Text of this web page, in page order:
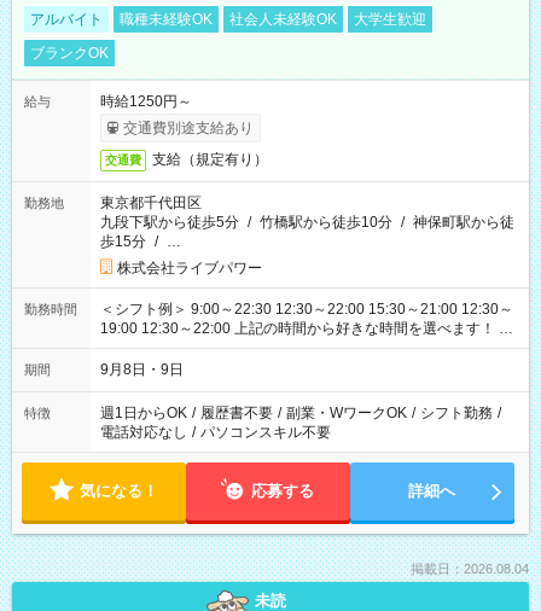
アルバイト 職種未経験OK 社会人未経験OK
大学生歓迎
ブランクOK
給与
時給1250円～
交通費別途支給あり
交通費 支給（規定有り）
勤務地
東京都千代田区
九段下駅から徒歩5分 / 竹橋駅から徒歩10分 / 神保町駅から徒
歩15分 / …
株式会社ライブパワー
勤務時間
＜シフト例＞ 9:00～22:30 12:30～22:00 15:30～21:00 12:30～
19:00 12:30～22:00 上記の時間から好きな時間を選べます！ ※
時間は変更となる可能性があります
期間 9月8日・9日
特徴 週1日からOK / 履歴書不要 / 副業・WワークOK / シフト勤務 /
電話対応なし / パソコンスキル不要
気になる！ 応募する 詳細へ
掲載日：2026.08.04
未読